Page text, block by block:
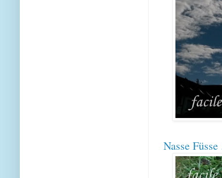
Nasse